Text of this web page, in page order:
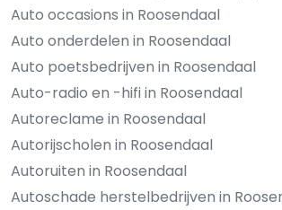
Auto occasions in Roosendaal
Auto onderdelen in Roosendaal
Auto poetsbedrijven in Roosendaal
Auto-radio en -hifi in Roosendaal
Autoreclame in Roosendaal
Autorijscholen in Roosendaal
Autoruiten in Roosendaal
Autoschade herstelbedrijven in